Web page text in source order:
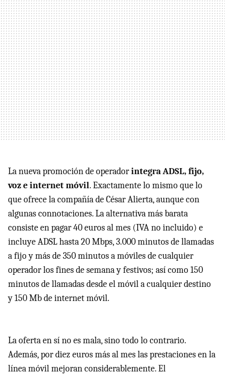
La nueva promoción de operadorintegraADSL, fijo,
voz e internet móvil. Exactamente lo mismo que lo
que ofrece la compañía de César Alierta, aunque con
algunas connotaciones. La alternativa más barata
consiste en pagar 40 euros al mes (IVAno incluido) e
incluyeADSLhasta 20 Mbps, 3.000 minutos de llamadas
a fijo y más de 350 minutos a móviles de cualquier
operador los fines de semana y festivos; así como 150
minutos de llamadas desde el móvil a cualquier destino
y 150 Mb de internet móvil.
La oferta en sí no es mala, sino todo lo contrario.
Además, por diez euros más al mes las prestaciones en la
línea móvil mejoran considerablemente. El